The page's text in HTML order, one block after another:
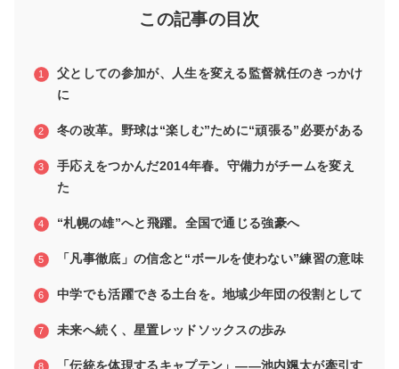
この記事の目次
父としての参加が、人生を変える監督就任のきっかけ
に
冬の改革。野球は“楽しむ”ために“頑張る”必要がある
手応えをつかんだ2014年春。守備力がチームを変え
た
“札幌の雄”へと飛躍。全国で通じる強豪へ
「凡事徹底」の信念と“ボールを使わない”練習の意味
中学でも活躍できる土台を。地域少年団の役割として
未来へ続く、星置レッドソックスの歩み
「伝統を体現するキャプテン」――池内颯太が牽引す